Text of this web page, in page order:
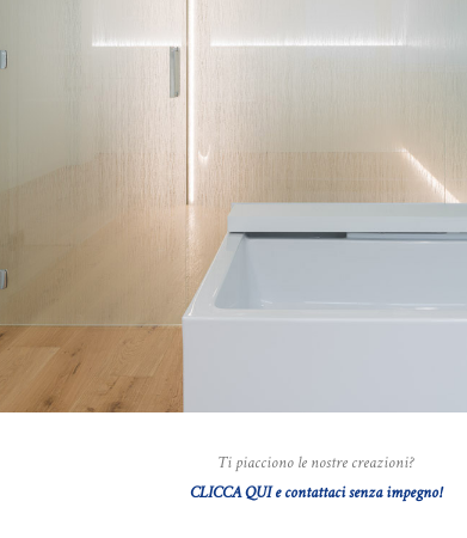
Ti piacciono le nostre creazioni?
CLICCA QUI e contattaci senza impegno!